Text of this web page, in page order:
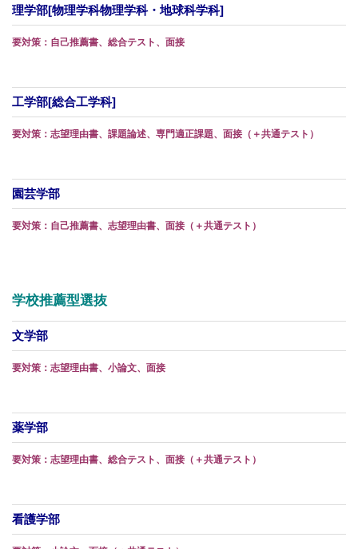
理学部[物理学科物理学科・地球科学科]
要対策：自己推薦書、総合テスト、面接
工学部[総合工学科]
要対策：志望理由書、課題論述、専門適正課題、面接（＋共通テスト）
園芸学部
要対策：自己推薦書、志望理由書、面接（＋共通テスト）
学校推薦型選抜
文学部
要対策：志望理由書、小論文、面接
薬学部
要対策：志望理由書、総合テスト、面接（＋共通テスト）
看護学部